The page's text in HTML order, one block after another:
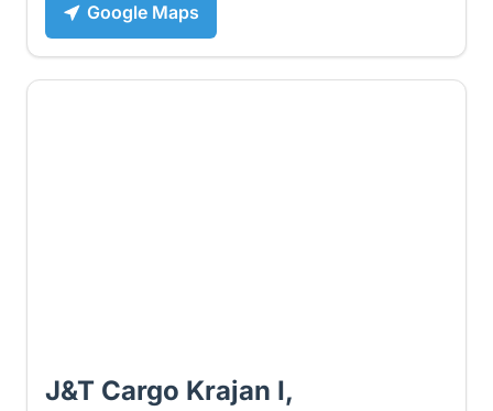
Google Maps
J&T Cargo Krajan I,